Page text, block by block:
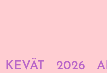
KEVÄT 2026